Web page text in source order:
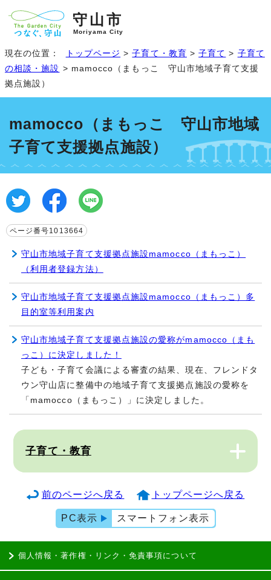
守山市
Moriyama City
現在の位置： トップページ >子育て・教育 >子育て > 子育て
の相談・施設 > mamocco（まもっこ 守山市地域子育て支援
拠点施設）
mamocco（まもっこ 守山市地域
子育て支援拠点施設）
ページ番号1013664
守山市地域子育て支援拠点施設mamocco（まもっこ）
（利用者登録方法）
守山市地域子育て支援拠点施設mamocco（まもっこ）多
目的室等利用案内
守山市地域子育て支援拠点施設の愛称がmamocco（まも
っこ）に決定しました！
子ども・子育て会議による審査の結果、現在、フレンドタ
ウン守山店に整備中の地域子育て支援拠点施設の愛称を
「mamocco（まもっこ）」に決定しました。
子育て・教育
前のページへ戻る トップページへ戻る
PC表示 スマートフォン表示
個人情報・著作権・リンク・免責事項について